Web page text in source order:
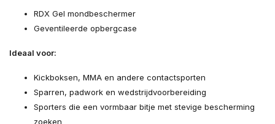
RDX Gel mondbeschermer
Geventileerde opbergcase
Ideaal voor:
Kickboksen, MMA en andere contactsporten
Sparren, padwork en wedstrijdvoorbereiding
Sporters die een vormbaar bitje met stevige bescherming
zoeken